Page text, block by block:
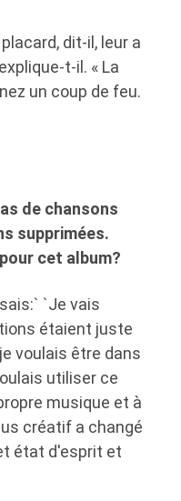
dit-il, leur a
t-il. « La
un coup de feu.
de chansons
supprimées.
cet album?
`Je vais
étaient juste
voulais être dans
utiliser ce
musique et à
créatif a changé
état d'esprit et